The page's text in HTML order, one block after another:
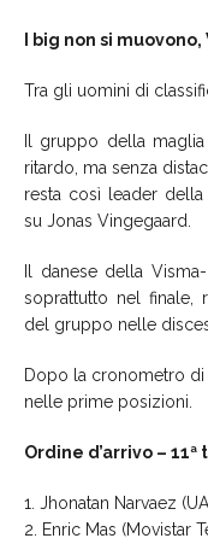
I big non si
Tra gli uomini di
Il gruppo della
ritardo, ma senza
resta così leader
su Jonas Vingegaard.
Il danese della
soprattutto nel finale,
del gruppo nelle
Dopo la cronometro di
nelle prime posizioni.
Ordine d’arrivo – 11ª
1. Jhonatan Narvaez
2. Enric Mas (Movistar